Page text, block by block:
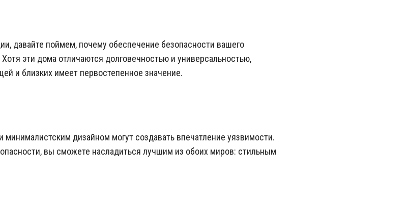
давайте поймем, почему обеспечение безопасности вашего
эти дома отличаются долговечностью и универсальностью,
и близких имеет первостепенное значение.
дизайном могут создавать впечатление уязвимости.
вы сможете насладиться лучшим из обоих миров: стильным